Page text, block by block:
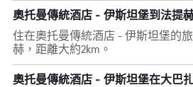
奧托曼傳統酒店 - 伊斯坦堡到法提
住在奧托曼傳統酒店 - 伊斯坦堡的
赫，距離大約2km。
奧托曼傳統酒店 - 伊斯坦堡在大巴